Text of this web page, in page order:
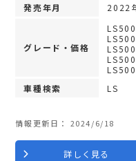
発売年月 2022
グレード・価格
車種検索
LS
情報更新日： 2024/6/18
詳しく見る